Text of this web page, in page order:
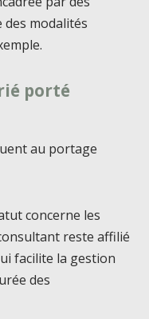
modalités
porté
au portage
concerne les
reste affilié
facilite la gestion
des